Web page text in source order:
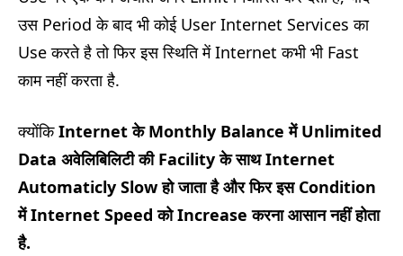
उस Period के बाद भी कोई User Internet Services का
Use करते है तो फिर इस स्थिति में Internet कभी भी Fast
काम नहीं करता है.
क्योंकिInternet के Monthly Balance में Unlimited
Data अवेलिबिलिटी की Facility के साथ Internet
Automaticly Slow हो जाता है और फिर इस Condition
में Internet Speed को Increase करना आसान नहीं होता
है.